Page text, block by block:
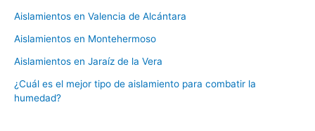
Aislamientos en Valencia de Alcántara
Aislamientos en Montehermoso
Aislamientos en Jaraíz de la Vera
¿Cuál es el mejor tipo de aislamiento para combatir la
humedad?